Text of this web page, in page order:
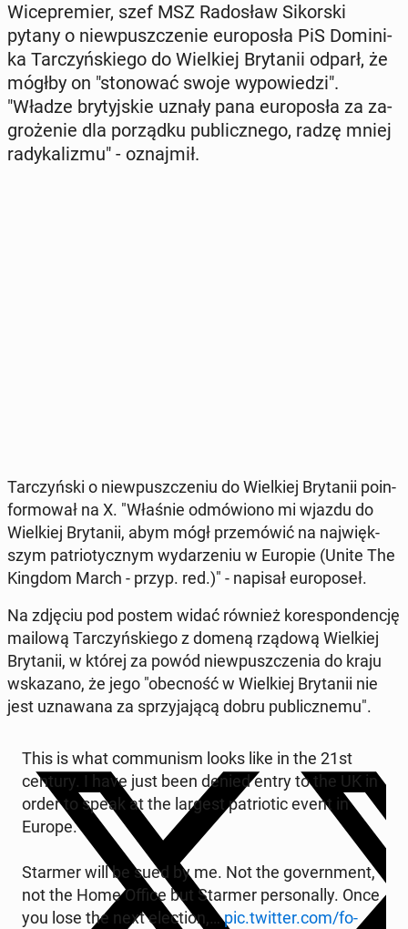
Wi­ce­pre­mier, szef MSZ Ra­do­sław Si­kor­ski
pytany o nie­wpusz­cze­nie eu­ro­po­sła PiS Do­mi­ni­
ka Tar­czyń­skie­go do Wiel­kiej Bry­ta­nii odparł, że
mógłby on "sto­no­wać swoje wy­po­wie­dzi".
"Władze bry­tyj­skie uznały pana eu­ro­po­sła za za­
gro­że­nie dla po­rząd­ku pu­blicz­ne­go, radzę mniej
ra­dy­ka­li­zmu" - oznaj­mił.
Tar­czyń­ski o nie­wpusz­cze­niu do Wiel­kiej Bry­ta­nii po­in­
for­mo­wał na X. "Właśnie od­mó­wio­no mi wjazdu do
Wiel­kiej Bry­ta­nii, abym mógł prze­mó­wić na naj­więk­
szym pa­trio­tycz­nym wy­da­rze­niu w Europie (Unite The
Kingdom March - przyp. red.)" - napisał eu­ro­po­seł.
Na zdjęciu pod postem widać również ko­re­spon­den­cję
mailową Tar­czyń­skie­go z domeną rządową Wiel­kiej
Bry­ta­nii, w której za powód nie­wpusz­cze­nia do kraju
wska­za­no, że jego "obec­ność w Wiel­kiej Bry­ta­nii nie
jest uzna­wa­na za sprzy­ja­ją­cą dobru pu­blicz­ne­mu".
This is what com­mu­nism looks like in the 21st
century. I have just been denied entry to the UK in
order to speak at the largest pa­trio­tic event in
Europe.
Starmer will be sued by me. Not the go­vern­ment,
not the Home Office but Starmer per­so­nal­ly. Once
you lose the next elec­tion,…pic.twitter.com/fo­